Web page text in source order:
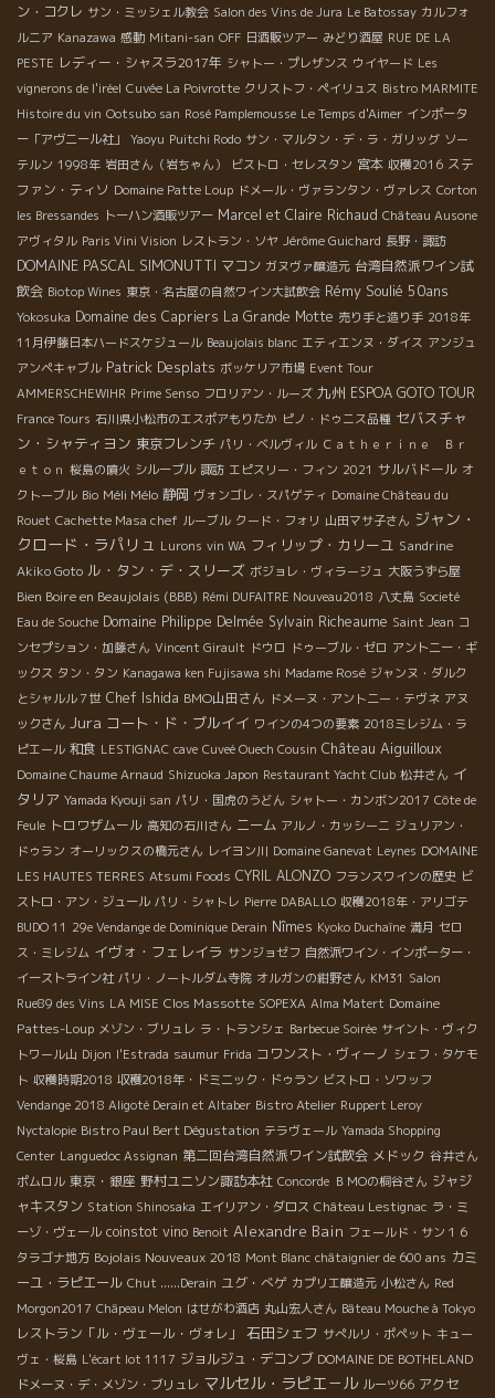
ン・コクレ サン・ミッシェル教会 Salon des Vins de Jura Le Batossay カルフォ
ルニア Kanazawa 感動 Mitani-san OFF 日酒販ツアー みどり酒屋 RUE DE LA
PESTE レディー・シャスラ2017年 シャトー・プレザンス ウイヤード Les
vignerons de l'iréel Cuvée La Poivrotte クリストフ・ペイリュス Bistro MARMITE
Histoire du vin Ootsubo san Rosé Pamplemousse Le Temps d'Aimer インポータ
ー「アヴニール社」
Yaoyu Puitchi Rodo サン・マルタン・デ・ラ・ガリッグ ソー
テルン 1998年 岩田さん（岩ちゃん） ビストロ・セレスタン 宮本 収穫2016 ステ
ファン・ティソ Domaine Patte Loup ドメール・ヴァランタン・ヴァレス Corton
les Bressandes トーハン酒販ツアー Marcel et Claire Richaud Château Ausone
アヴィタル Paris Vini Vision レストラン・ソヤ Jérôme Guichard 長野・諏訪
DOMAINE PASCAL SIMONUTTI マコン ガヌヴァ醸造元 台湾自然派ワイン試
飲会 Biotop Wines 東京・名古屋の自然ワイン大試飲会 Rémy Soulié 50ans
Yokosuka Domaine des Capriers La Grande Motte 売り手と造り手 2018年
11月伊藤日本ハードスケジュール Beaujolais blanc エティエンヌ・ダイス アンジュ
アンペキャブル Patrick Desplats ボッケリア市場 Event Tour
AMMERSCHEWIHR Prime Senso フロリアン・ルーズ 九州 ESPOA GOTO TOUR
France Tours 石川県小松市のエスポアもりたか ピノ・ドゥニス品種 セバスチャ
ン・シャティヨン 東京フレンチ パリ・ベルヴィル Ｃａｔｈｅｒｉｎｅ Ｂｒ
ｅｔｏｎ 桜島の噴火 シルーブル 諏訪 エピスリー・フィン 2021 サルバドール オ
クトーブル Bio Méli Mélo 静岡 ヴォンゴレ・スパゲティ Domaine Château du
Rouet Cachette Masa chef ルーブル クード・フォリ 山田マサ子さん ジャン・
クロード・ラパリュ Lurons vin WA フィリップ・カリーユ Sandrine
Akiko Goto ル・タン・デ・スリーズ ボジョレ・ヴィラージュ 大阪うずら屋
Bien Boire en Beaujolais (BBB) Rémi DUFAITRE Nouveau2018 八丈島 Societé
Eau de Souche Domaine Philippe Delmée Sylvain Richeaume Saint Jean コ
ンセプション・加藤さん Vincent Girault ドウロ ドゥーブル・ゼロ アントニー・ギ
ックス タン・タン Kanagawa ken Fujisawa shi Madame Rosé ジャンヌ・ダルク
とシャルル７世 Chef Ishida BMO山田さん ドメーヌ・アント二ー・テヴネ アヌ
ックさん Jura コート・ド・ブルイイ ワインの4つの要素 2018ミレジム・ラ
ピエール 和食 LESTIGNAC cave Cuveé Ouech Cousin Château Aiguilloux
Domaine Chaume Arnaud Shizuoka Japon Restaurant Yacht Club 松井さん イ
タリア Yamada Kyouji san パリ・国虎のうどん シャトー・カンボン2017 Côte de
Feule トロワザムール 高知の石川さん ニーム アルノ・カッシーニ ジュリアン・
ドゥラン オーリックスの橋元さん レイヨン川 Domaine Ganevat Leynes DOMAINE
LES HAUTES TERRES Atsumi Foods CYRIL ALONZO フランスワインの歴史 ビ
ストロ・アン・ジュール パリ・シャトレ Pierre DABALLO 収穫2018年・アリゴテ
BUDO 11 29e Vendange de Dominique Derain Nîmes Kyoko Duchaîne 満月 セロ
ス・ミレジム イヴォ・フェレイラ サンジョゼフ 自然派ワイン・インポーター・
イーストライン社 パリ・ノートルダム寺院 オルガンの紺野さん KM31 Salon
Rue89 des Vins LA MISE Clos Massotte SOPEXA Alma Matert Domaine
Pattes-Loup メゾン・ブリュレ ラ・トランシェ Barbecue Soirée サイント・ヴィク
トワール山 Dijon l'Estrada saumur Frida コワンスト・ヴィーノ シェフ・タケモ
ト 収穫時期2018 収穫2018年・ドミニック・ドゥラン ビストロ・ソワッフ
Vendange 2018 Aligoté Derain et Altaber Bistro Atelier Ruppert Leroy
Nyctalopie Bistro Paul Bert Dégustation テラヴェール Yamada Shopping
Center Languedoc Assignan 第二回台湾自然派ワイン試飲会 メドック 谷井さん
ポムロル 東京・銀座 野村ユニソン諏訪本社 Concorde ＢＭОの桐谷さん ジャジ
ャキスタン Station Shinosaka エイリアン・ダロス Château Lestignac ラ・ミ
ーゾ・ヴェール coinstot vino Benoit Alexandre Bain フェールド・サン１６
タラゴナ地方 Bojolais Nouveaux 2018 Mont Blanc châtaignier de 600 ans カミ
ーユ・ラピエール Chut ......Derain ユグ・べゲ カプリエ醸造元 小松さん Red
Morgon2017 Châpeau Melon はせがわ酒店 丸山宏人さん Bâteau Mouche à Tokyo
レストラン「ル・ヴェール・ヴォレ」 石田シェフ サぺルリ・ポペット キュー
ヴェ・桜島 L'écart lot 1117 ジョルジュ・デコンブ DOMAINE DE BOTHELAND
ドメーヌ・デ・メゾン・ブリュレ マルセル・ラピエ－ル ルーツ66 アクセ